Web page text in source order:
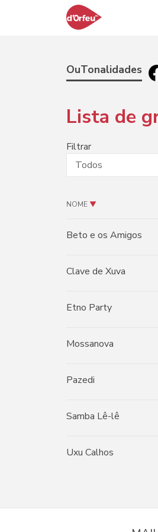
OuTonalidades
Lista de
Filtrar
NOME▼
Beto e os Amigos
Clave de Xuva
Etno Party
Mossanova
Pazedi
Samba Lê-lê
Uxu Calhos